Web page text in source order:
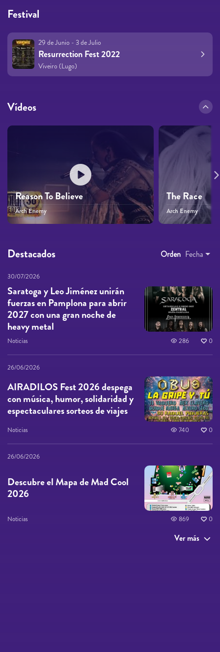
Festival
29 de Junio - 3 de Julio
Resurrection Fest 2022
Viveiro (Lugo)
Vídeos
Reason To Believe
Arch Enemy
The Race
Arch Enemy
Destacados Orden Fecha
30/07/2026
Saratoga y Leo Jiménez unirán
fuerzas en Pamplona para abrir
2027 con una gran noche de
heavy metal
Noticias 286 0
26/06/2026
AIRADILOS Fest 2026 despega
con música, humor, solidaridad y
espectaculares sorteos de viajes
Noticias 740 0
26/06/2026
Descubre el Mapa de Mad Cool
2026
Noticias 869 0
Ver más